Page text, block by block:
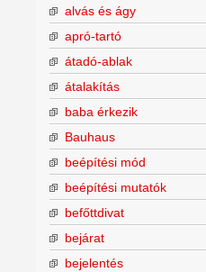
alvás és ágy
apró-tartó
átadó-ablak
átalakítás
baba érkezik
Bauhaus
beépítési mód
beépítési mutatók
befőttdivat
bejárat
bejelentés